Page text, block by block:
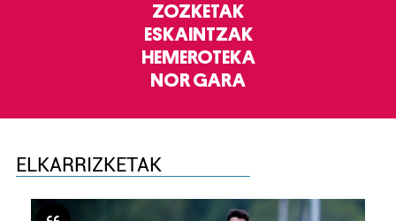
ZOZKETAK
ESKAINTZAK
HEMEROTEKA
NOR GARA
ELKARRIZKETAK